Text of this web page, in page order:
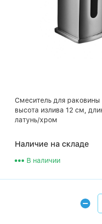
Смеситель для раковины
высота излива 12 см,
латунь/хром
Наличие на складе
В наличии